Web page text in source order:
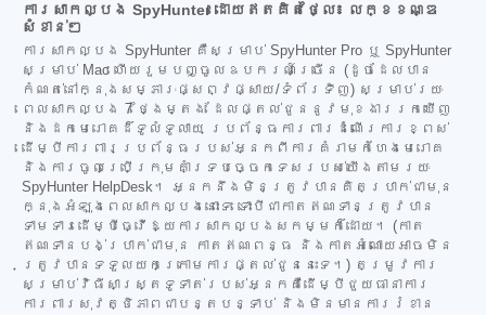
ការសាកល្បង SpyHunter ដោយឥតគិតថ្លៃ៖ លក្ខខណ្ឌ
សំខាន់ៗ
ការសាកល្បង SpyHunter គឺសម្រាប់ SpyHunter Pro ឬ SpyHunter
សម្រាប់ Mac ហើយរួមបញ្ចូលឧបករណ៍ច្រើន (ដូចដែលបាន
កំណត់នៅក្នុងសម្ភារៈផ្សព្វផ្សាយ/ទំព័រទិញ) សម្រាប់រយៈ
ពេលសាកល្បង 7 ថ្ងៃម្តង ដែលផ្តល់ជូននូវមុខងាររកឃើញ
និងដកមេរោគដ៏ទូលំទូលាយ ប្រព័ន្ធការពារដំណើរការខ្ពស់
ដើម្បីការពារប្រព័ន្ធរបស់អ្នកពីការគំរាមកំហែងមេរោគ
និងការចូលប្រើក្រុមគាំទ្របច្ចេកទេសរបស់យើងតាមរយៈ
SpyHunter HelpDesk។ អ្នកនឹងមិនត្រូវបានគិតប្រាក់ជាមុន
ក្នុងអំឡុងពេលសាកល្បងនោះទេ ទោះបីជាកាតឥណទានត្រូវបាន
ទាមទារដើម្បីធ្វើឱ្យការសាកល្បងសកម្មក៏ដោយ។ (កាត
ឥណទានបង់ប្រាក់ជាមុន កាតឥណពន្ធ និងកាតអំណោយអាចមិន
ត្រូវបានទទួលយកក្រោមការផ្តល់ជូននេះទេ។) តម្រូវការ
សម្រាប់វិធីសាស្ត្រទូទាត់របស់អ្នកគឺដើម្បីជួយធានាការ
ការពារសុវត្ថិភាពជាបន្តបន្ទាប់ និងមិនមានការរំខាន